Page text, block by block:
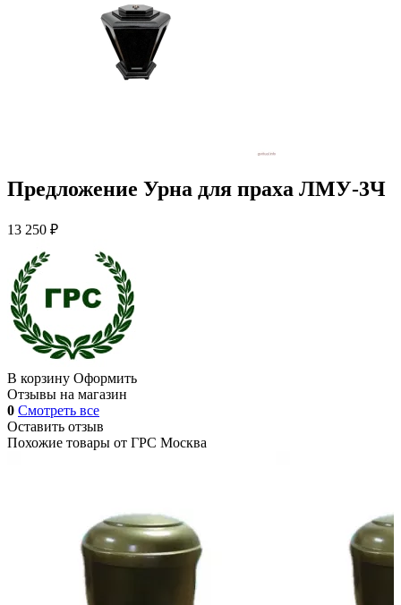
Предложение Урна для праха ЛМУ-3Ч
13 250 ₽
В корзину Оформить
Отзывы на магазин
0 Смотреть все
Оставить отзыв
Похожие товары от ГРС Москва